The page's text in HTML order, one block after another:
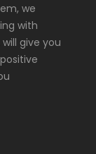
we
with
give you